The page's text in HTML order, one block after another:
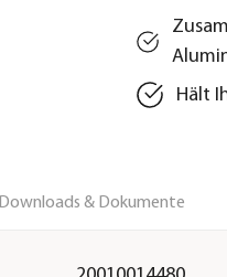
Hält
Downloads & Dokumente